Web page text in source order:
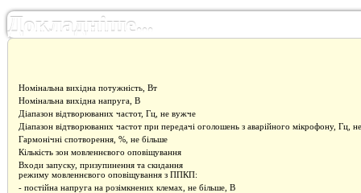
Докладніше...
Номінальна вихідна потужність, Вт
Номінальна вихідна напруга, В
Діапазон відтворюваних частот, Гц, не вужче
Діапазон відтворюваних частот при передачі оголошень з аварійного мікрофону, Гц,
Гармонічні спотворення, %, не більше
Кількість зон мовленнєвого оповіщування
Входи запуску, призупинення та скидання
режиму мовленнєвого оповіщування з ППКП:
- постійна напруга на розімкнених клемах, не більше, В